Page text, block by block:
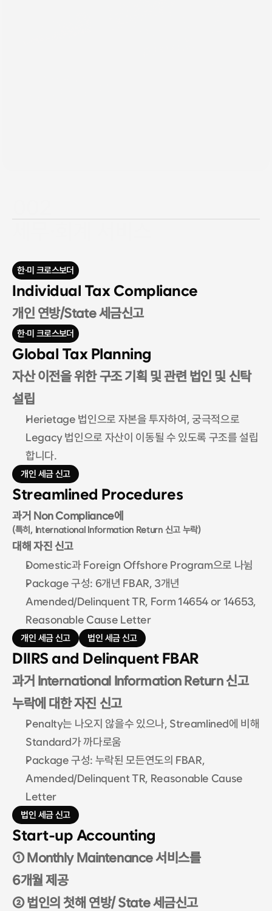
연중 세무 플래닝과 IRS 대응까지 전담 지원합니다.
한·미 크로스보더
Individual Tax Compliance
개인 연방/State 세금신고
한·미 크로스보더
Global Tax Planning
자산 이전을 위한 구조 기획 및 관련 법인 및 신탁
설립
Herietage 법인으로 자본을 투자하여, 궁극적으로
Legacy 법인으로 자산이 이동될 수 있도록 구조를 설립
합니다.
개인 세금 신고
Streamlined Procedures
과거 Non Compliance에
(특히, International Information Return 신고 누락)
대해 자진 신고
Domestic과 Foreign Offshore Program으로 나뉨
Package 구성: 6개년 FBAR, 3개년
Amended/Delinquent TR, Form 14654 or 14653,
Reasonable Cause Letter
개인 세금 신고 법인 세금 신고
DIIRS and Delinquent FBAR
과거 International Information Return 신고
누락에 대한 자진 신고
Penalty는 나오지 않을수 있으나, Streamlined에 비해
Standard가 까다로움
Package 구성: 누락된 모든연도의 FBAR,
Amended/Delinquent TR, Reasonable Cause
Letter
법인 세금 신고
Start-up Accounting
① Monthly Maintenance 서비스를
6개월 제공
② 법인의 첫해 연방/ State 세금신고